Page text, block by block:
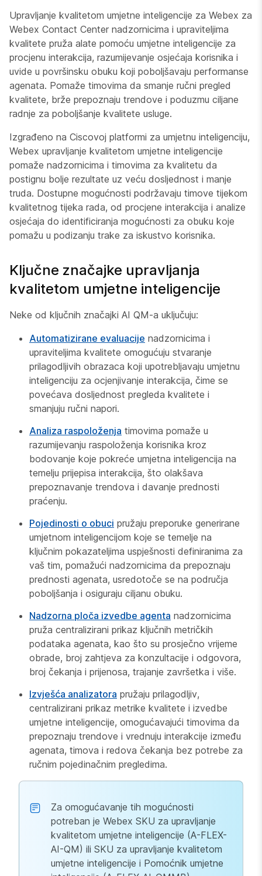
Upravljanje kvalitetom umjetne inteligencije za Webex za
Webex Contact Center nadzornicima i upraviteljima
kvalitete pruža alate pomoću umjetne inteligencije za
procjenu interakcija, razumijevanje osjećaja korisnika i
uvide u površinsku obuku koji poboljšavaju performanse
agenata. Pomaže timovima da smanje ručni pregled
kvalitete, brže prepoznaju trendove i poduzmu ciljane
radnje za poboljšanje kvalitete usluge.
Izgrađeno na Ciscovoj platformi za umjetnu inteligenciju,
Webex upravljanje kvalitetom umjetne inteligencije
pomaže nadzornicima i timovima za kvalitetu da
postignu bolje rezultate uz veću dosljednost i manje
truda. Dostupne mogućnosti podržavaju timove tijekom
kvalitetnog tijeka rada, od procjene interakcija i analize
osjećaja do identificiranja mogućnosti za obuku koje
pomažu u podizanju trake za iskustvo korisnika.
Ključne značajke upravljanja
kvalitetom umjetne inteligencije
Neke od ključnih značajki AI QM-a uključuju:
Automatizirane evaluacije nadzornicima i
upraviteljima kvalitete omogućuju stvaranje
prilagodljivih obrazaca koji upotrebljavaju umjetnu
inteligenciju za ocjenjivanje interakcija, čime se
povećava dosljednost pregleda kvalitete i
smanjuju ručni napori.
Analiza raspoloženja timovima pomaže u
razumijevanju raspoloženja korisnika kroz
bodovanje koje pokreće umjetna inteligencija na
temelju prijepisa interakcija, što olakšava
prepoznavanje trendova i davanje prednosti
praćenju.
Pojedinosti o obuci pružaju preporuke generirane
umjetnom inteligencijom koje se temelje na
ključnim pokazateljima uspješnosti definiranima za
vaš tim, pomažući nadzornicima da prepoznaju
prednosti agenata, usredotoče se na područja
poboljšanja i osiguraju ciljanu obuku.
Nadzorna ploča izvedbe agenta nadzornicima
pruža centralizirani prikaz ključnih metričkih
podataka agenata, kao što su prosječno vrijeme
obrade, broj zahtjeva za konzultacije i odgovora,
broj čekanja i prijenosa, trajanje završetka i više.
Izvješća analizatora pružaju prilagodljiv,
centralizirani prikaz metrike kvalitete i izvedbe
umjetne inteligencije, omogućavajući timovima da
prepoznaju trendove i vrednuju interakcije između
agenata, timova i redova čekanja bez potrebe za
ručnim pojedinačnim pregledima.
Za omogućavanje tih mogućnosti
potreban je Webex SKU za upravljanje
kvalitetom umjetne inteligencije (A-FLEX-
AI-QM) ili SKU za upravljanje kvalitetom
umjetne inteligencije i Pomoćnik umjetne